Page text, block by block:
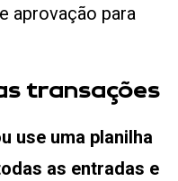
aprovação para
transações
use uma planilha
as entradas e